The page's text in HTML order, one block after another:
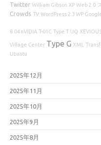
Twitter William Gibson XP Web 2.0
Crowds TV WordPress 2.3 WP
8.04 nVIDIA T-01C Type T UQ
Village Center Type G XML
Ubuntu
2025年12月
2025年11月
2025年10月
2025年9月
2025年8月